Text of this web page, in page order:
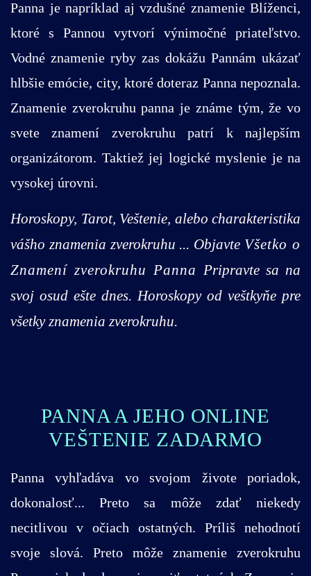
Panna je napríklad aj vzdušné znamenie Blíženci,
ktoré s Pannou vytvorí výnimočné priateľstvo.
Vodné znamenie ryby zas dokážu Pannám ukázať
hlbšie emócie, city, ktoré doteraz Panna nepoznala.
Znamenie zverokruhu panna je známe tým, že vo
svete znamení zverokruhu patrí k najlepším
organizátorom. Taktiež jej logické myslenie je na
vysokej úrovni.
Horoskopy, Tarot, Veštenie, alebo charakteristika
vášho znamenia zverokruhu ... Objavte Všetko o
Znamení zverokruhu Panna Pripravte sa na
svoj osud ešte dnes. Horoskopy od veštkyňe pre
všetky znamenia zverokruhu.
PANNA A JEHO ONLINE
VEŠTENIE ZADARMO
Panna vyhľadáva vo svojom živote poriadok,
dokonalosť... Preto sa môže zdať niekedy
necitlivou v očiach ostatných. Príliš nehodnotí
svoje slová. Preto môže znamenie zverokruhu